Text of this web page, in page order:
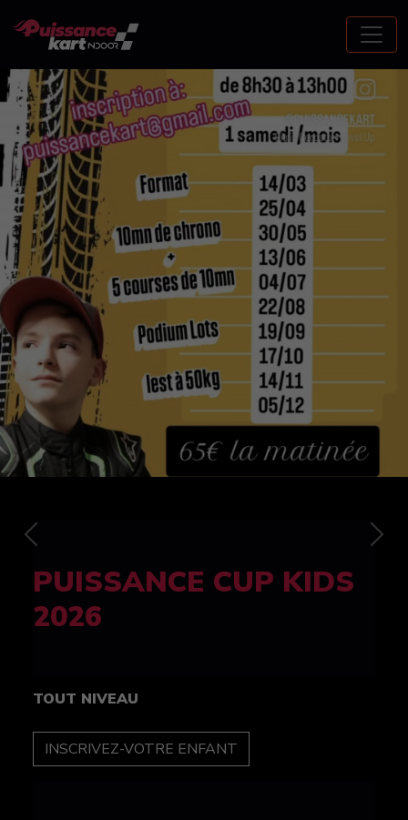
FELINE CUP 100%
féminine
TOUT NIVEAU
INSCRIPTION
Previous Next